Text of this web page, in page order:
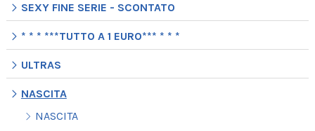
SEXY FINE SERIE - SCONTATO
* * * ***TUTTO A 1 EURO*** * * *
ULTRAS
NASCITA
NASCITA